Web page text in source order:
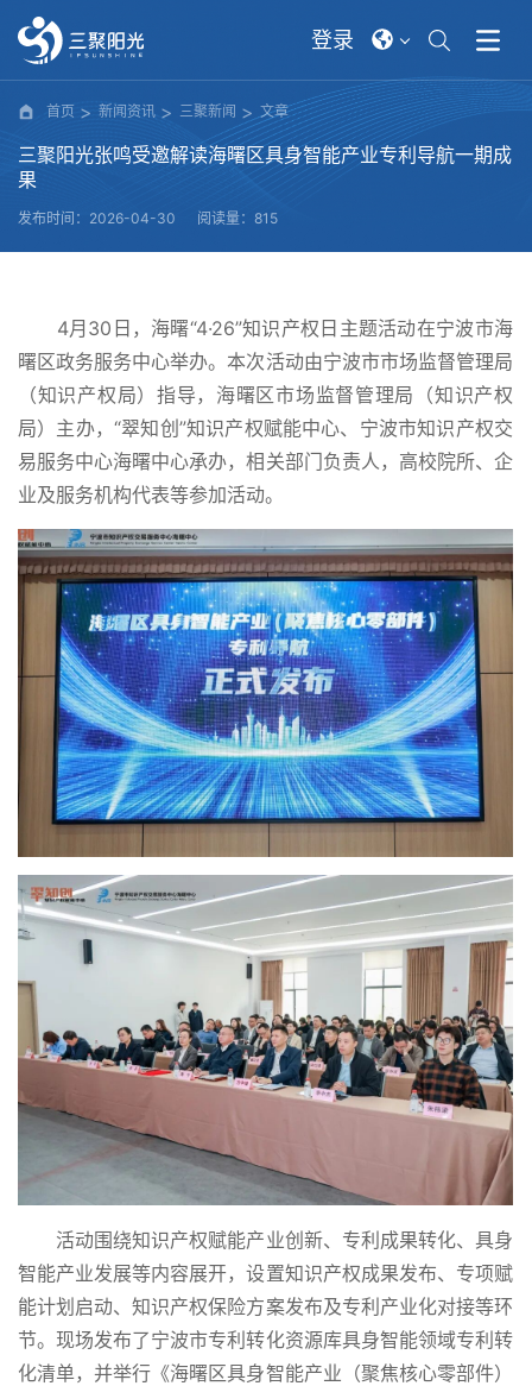
登录
首页 新闻资讯 三聚新闻 文章
三聚阳光张鸣受邀解读海曙区具身智能产业专利导航一期成
果
发布时间：2026-04-30 阅读量：815
4月30日，海曙“4·26”知识产权日主题活动在宁波市海
曙区政务服务中心举办。本次活动由宁波市市场监督管理局
（知识产权局）指导，海曙区市场监督管理局（知识产权
局）主办，“翠知创”知识产权赋能中心、宁波市知识产权交
易服务中心海曙中心承办，相关部门负责人，高校院所、企
业及服务机构代表等参加活动。
活动围绕知识产权赋能产业创新、专利成果转化、具身
智能产业发展等内容展开，设置知识产权成果发布、专项赋
能计划启动、知识产权保险方案发布及专利产业化对接等环
节。现场发布了宁波市专利转化资源库具身智能领域专利转
化清单，并举行《海曙区具身智能产业（聚焦核心零部件）